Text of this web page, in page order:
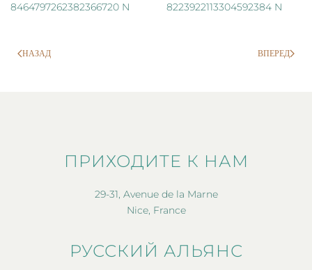
НАЗАД ВПЕРЕД
ПРИХОДИТЕ К НАМ
29-31, Avenue de la Marne
Nice, France
РУССКИЙ АЛЬЯНС